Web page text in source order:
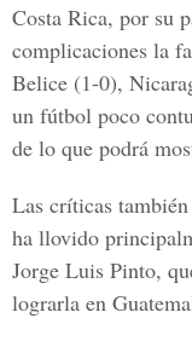
Costa Rica, por su
complicaciones la
Belice (1-0),
un fútbol poco
de lo que podrá
Las críticas
ha llovido
Jorge Luis Pinto,
lograrla en